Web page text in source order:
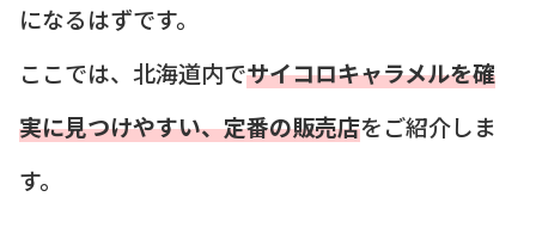
になるはずです。
ここでは、北海道内でサイコロキャラメルを確
実に見つけやすい、定番の販売店をご紹介しま
す。